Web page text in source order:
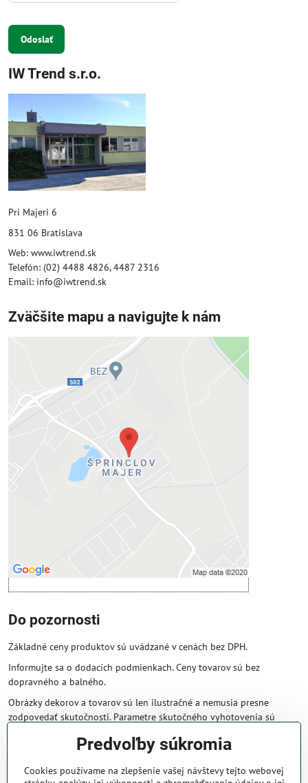
Odoslať
IW Trend s.r.o.
Pri Majeri 6
831 06 Bratislava
Web: www.iwtrend.sk
Telefón: (02) 4488 4826, 4487 2316
Email: info@iwtrend.sk
Zväčšite mapu a navigujte k nám
Externý obsah je blokovaný
Prajete si načítať externý obsah?
Povoliť tentokrát
Povoliť a zapamätať - súhlas s druhom
cookie: Funkčné
Otvoriť obsah v novom okne
Do pozornosti
Základné ceny produktov sú uvádzané v cenách bez DPH.
Informujte sa o dodacích podmienkach. Ceny tovarov sú bez
dopravného a balného.
Obrázky dekorov a tovarov sú len ilustračné a nemusia presne
zodpovedať skutočnosti. Parametre skutočného vyhotovenia sú
Obchodné podmienky
Predvoľby súkromia
Cookies používame na zlepšenie vašej návštevy tejto webovej